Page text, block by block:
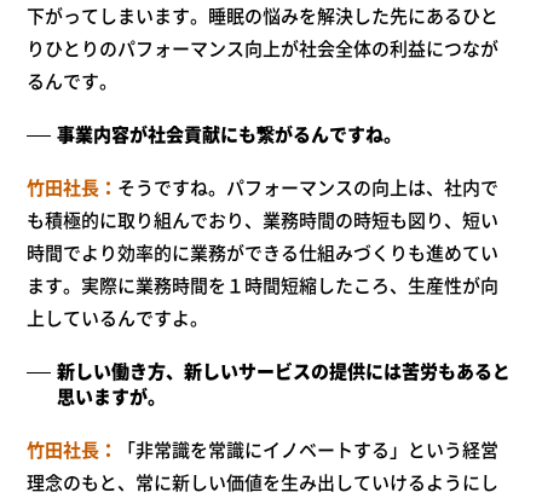
下がってしまいます。睡眠の悩みを解決した先にあるひと
りひとりのパフォーマンス向上が社会全体の利益につなが
るんです。
事業内容が社会貢献にも繋がるんですね。
竹田社長
そうですね。パフォーマンスの向上は、社内で
も積極的に取り組んでおり、業務時間の時短も図り、短い
時間でより効率的に業務ができる仕組みづくりも進めてい
ます。実際に業務時間を１時間短縮したころ、生産性が向
上しているんですよ。
新しい働き方、新しいサービスの提供には苦労もあると
思いますが。
竹田社長
「非常識を常識にイノベートする」という経営
理念のもと、常に新しい価値を生み出していけるようにし